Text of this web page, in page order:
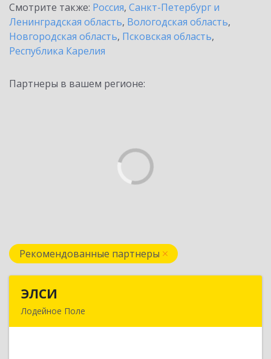
Смотрите также: Россия, Санкт-Петербург и
Ленинградская область, Вологодская область,
Новгородская область, Псковская область,
Республика Карелия
Партнеры в вашем регионе:
Рекомендованные партнеры
ЭЛСИ
Лодейное Поле